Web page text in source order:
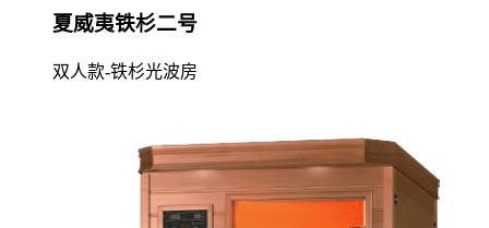
夏威夷铁杉二号
双人款-铁杉光波房